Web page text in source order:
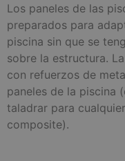
Los paneles de las
preparados para
piscina sin que se
sobre la estructura.
con refuerzos de
paneles de la piscina
taladrar para
composite).